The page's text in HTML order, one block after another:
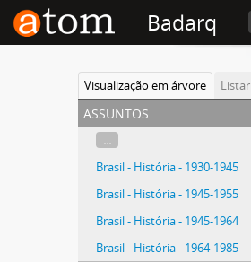
Badarq
Visualização em árvore Listar
assuntos
...
Brasil - História - 1930-1945
Brasil - História - 1945-1955
Brasil - História - 1945-1964
Brasil - História - 1964-1985